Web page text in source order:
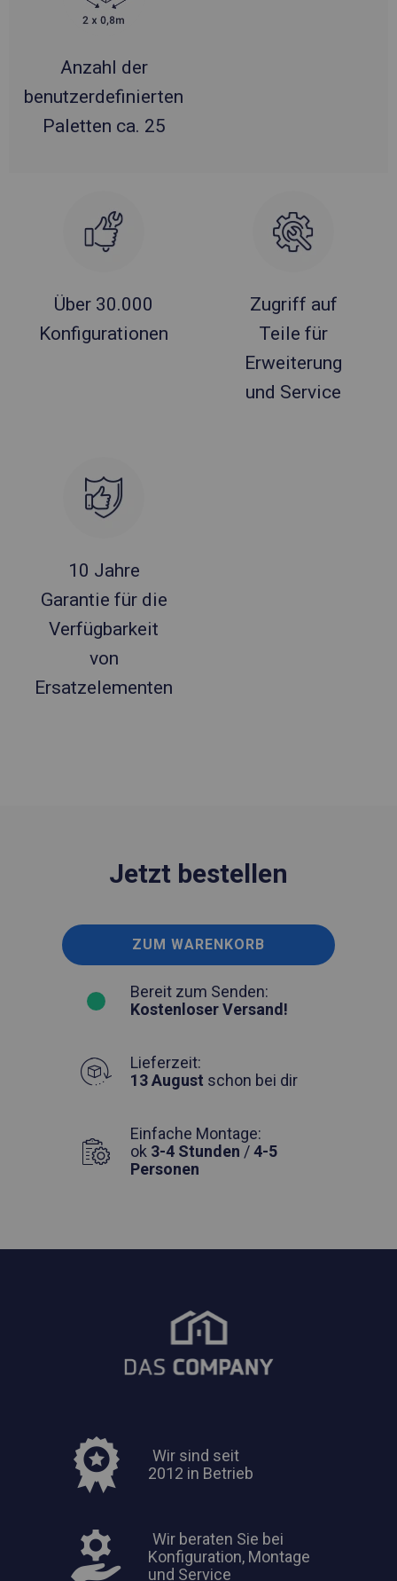
Anzahl der
benutzerdefinierten
Paletten ca. 25
Über 30.000
Konfigurationen
Zugriff auf
Teile für
Erweiterung
und Service
10 Jahre
Garantie für die
Verfügbarkeit
von
Ersatzelementen
Jetzt bestellen
ZUM WARENKORB
Bereit zum Senden:
Kostenloser Versand!
Lieferzeit:
13 August schon bei dir
Einfache Montage:
ok 3-4 Stunden /4-5
Personen
Wir sind seit
2012 in Betrieb
Wir beraten Sie bei
Konfiguration, Montage
und Service